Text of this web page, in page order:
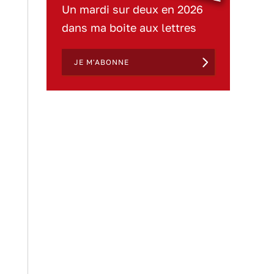
Un mardi sur deux en 2026
dans ma boite aux lettres
JE M'ABONNE